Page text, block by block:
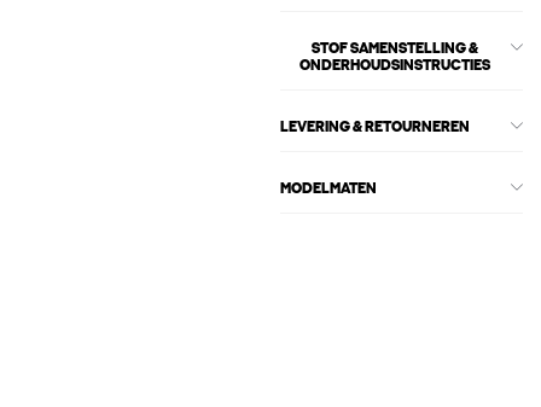
STOF SAMENSTELLING &
ONDERHOUDSINSTRUCTIES
LEVERING & RETOURNEREN
MODELMATEN